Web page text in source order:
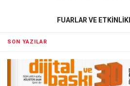
SON YAZILAR
FUARLAR VE